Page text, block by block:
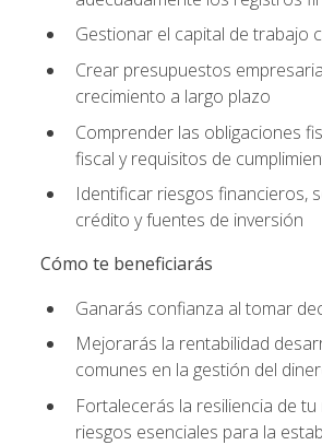
Gestionar el capital de trabajo
Crear presupuestos
crecimiento a largo plazo
Comprender las obligaciones
fiscal y requisitos de
Identificar riesgos financieros,
crédito y fuentes de inversión
Cómo te beneficiarás
Ganarás confianza al tomar
Mejorarás la rentabilidad
comunes en la gestión del
Fortalecerás la resiliencia de
riesgos esenciales para la